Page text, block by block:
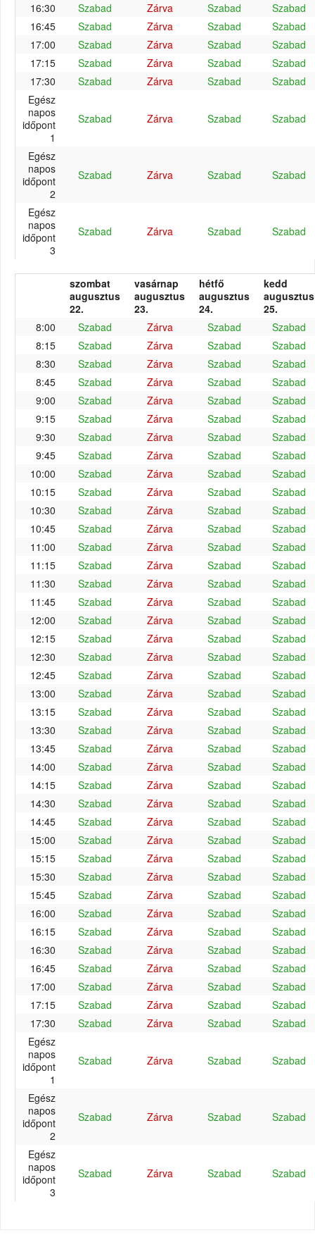
16:30 Szabad Zárva Szabad
Szabad
16:45
Szabad Zárva Szabad
Szabad
17:00
Szabad Zárva Szabad
Szabad
17:15
Szabad Zárva Szabad
Szabad
17:30
Szabad Zárva Szabad
Szabad
Egész
napos
időpont
1
Szabad Zárva Szabad Szabad
Egész
napos
időpont
2
Szabad Zárva Szabad Szabad
Egész
napos
időpont
3
Szabad Zárva Szabad Szabad
szombat
augusztus
22.
vasárnap
augusztus
23.
hétfő
augusztus
24.
kedd
augusztus
25.
8:00
Szabad Zárva Szabad
Szabad
8:15
Szabad Zárva Szabad
Szabad
8:30
Szabad Zárva Szabad
Szabad
8:45
Szabad Zárva Szabad
Szabad
9:00
Szabad Zárva Szabad
Szabad
9:15
Szabad Zárva Szabad
Szabad
9:30
Szabad Zárva Szabad
Szabad
9:45
Szabad Zárva Szabad
Szabad
10:00
Szabad Zárva Szabad
Szabad
10:15
Szabad Zárva Szabad
Szabad
10:30
Szabad Zárva Szabad
Szabad
10:45
Szabad Zárva Szabad
Szabad
11:00
Szabad Zárva Szabad
Szabad
11:15
Szabad Zárva Szabad
Szabad
11:30
Szabad Zárva Szabad
Szabad
11:45
Szabad Zárva Szabad
Szabad
12:00
Szabad Zárva Szabad
Szabad
12:15
Szabad Zárva Szabad
Szabad
12:30
Szabad Zárva Szabad
Szabad
12:45
Szabad Zárva Szabad
Szabad
13:00
Szabad Zárva Szabad
Szabad
13:15
Szabad Zárva Szabad
Szabad
13:30
Szabad Zárva Szabad
Szabad
13:45
Szabad Zárva Szabad
Szabad
14:00
Szabad Zárva Szabad
Szabad
14:15
Szabad Zárva Szabad
Szabad
14:30
Szabad Zárva Szabad
Szabad
14:45
Szabad Zárva Szabad
Szabad
15:00
Szabad Zárva Szabad
Szabad
15:15
Szabad Zárva Szabad
Szabad
15:30
Szabad Zárva Szabad
Szabad
15:45
Szabad Zárva Szabad
Szabad
16:00
Szabad Zárva Szabad
Szabad
16:15
Szabad Zárva Szabad
Szabad
16:30
Szabad Zárva Szabad
Szabad
16:45
Szabad Zárva Szabad
Szabad
17:00
Szabad Zárva Szabad
Szabad
17:15
Szabad Zárva Szabad
Szabad
17:30
Szabad Zárva Szabad
Szabad
Egész
napos
időpont
1
Szabad Zárva Szabad Szabad
Egész
napos
időpont
2
Szabad Zárva Szabad Szabad
Egész
napos
időpont
3
Szabad Zárva Szabad Szabad